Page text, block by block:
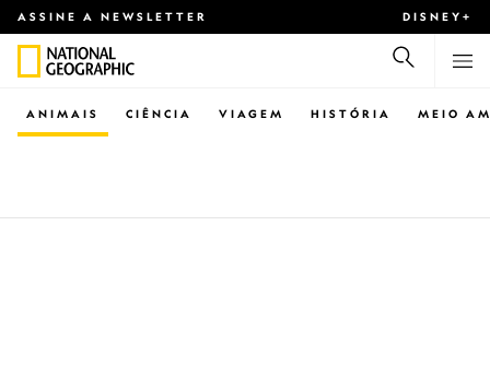
ASSINE A NEWSLETTER DISNEY+
CIÊNCIA VIAGEM
ANIMAIS HISTÓRIA MEIO